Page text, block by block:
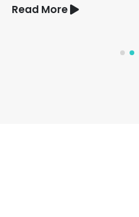
Read More